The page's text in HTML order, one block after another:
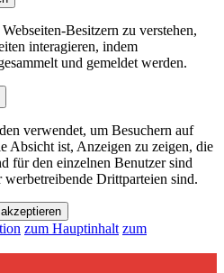
Besitzern zu verstehen,
interagieren, indem
und gemeldet werden.
verwendet, um Besuchern auf
Absicht ist, Anzeigen zu zeigen, die
für den einzelnen Benutzer sind
Drittparteien sind.
zum Hauptinhalt zum